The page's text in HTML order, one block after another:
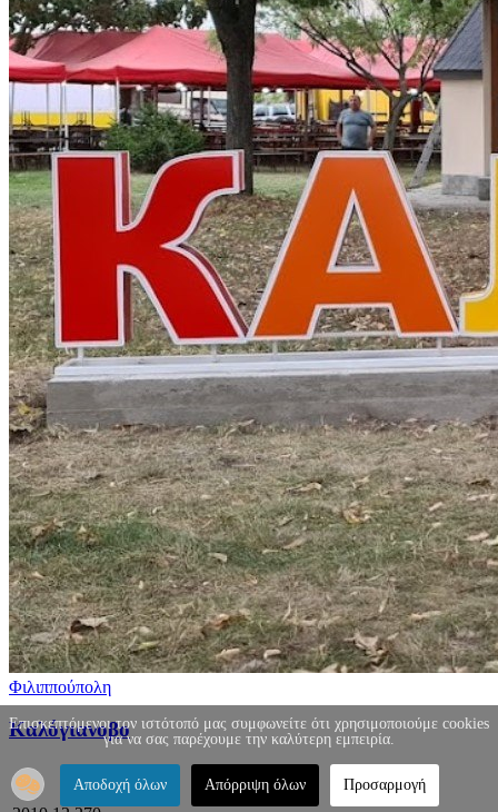
Φιλιππούπολη
Καλόγιανοβο
Επισκεπτόμενοι τον ιστότοπό μας συμφωνείτε ότι χρησιμοποιούμε cookies
για να σας παρέχουμε την καλύτερη εμπειρία.
Αποδοχή όλων Απόρριψη όλων Προσαρμογή